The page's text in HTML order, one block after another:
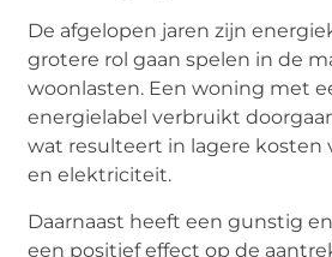
De afgelopen jaren zijn
grotere rol gaan spelen in de
woonlasten. Een woning met
energielabel verbruikt
wat resulteert in lagere kosten
en elektriciteit.
Daarnaast heeft een gunstig
een positief effect op de